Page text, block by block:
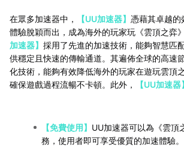
在眾多加速器中， 【UU加速器】 憑藉其卓越
體驗脫穎而出，成為海外的玩家玩《雲頂之弈
加速器】 採用了先進的加速技術，能夠智慧匹
供穩定且快速的傳輸通道。其遍佈全球的高速
化技術，能夠有效降低海外的玩家在遊玩雲頂
確保遊戲過程流暢不卡頓。此外，
【UU加速器】
【免費使用】 UU加速器可以為《雲頂
務，使用者即可享受優質的加速體驗。